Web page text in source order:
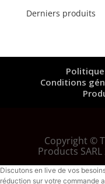
Derniers produits
Conditions
Copyright ©
Products
Discutons en live de vos
réduction sur votre commande